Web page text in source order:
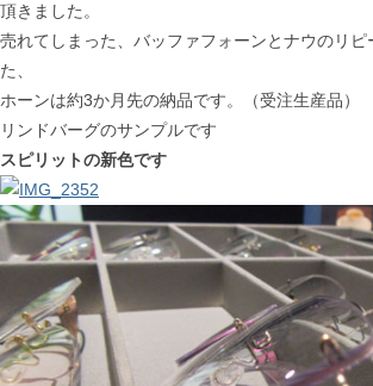
頂きました。
売れてしまった、バッファフォーンとナウのリピ
た、
ホーンは約3か月先の納品です。（受注生産品）
リンドバーグのサンプルです
スピリットの新色です